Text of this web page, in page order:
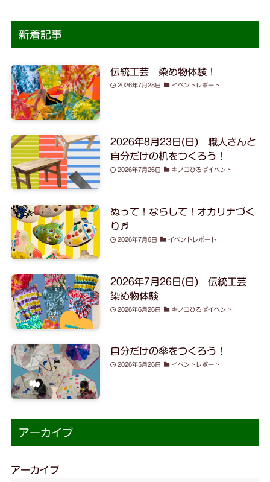
新着記事
伝統工芸 染め物体験！
2026年7月28日 イベントレポート
2026年8月23日(日) 職人さんと
自分だけの机をつくろう！
2026年7月26日 キノコひろばイベント
ぬって！ならして！オカリナづく
り♬
2026年7月6日 イベントレポート
2026年7月26日(日) 伝統工芸
染め物体験
2026年6月26日 キノコひろばイベント
自分だけの傘をつくろう！
2026年5月26日 イベントレポート
アーカイブ
アーカイブ